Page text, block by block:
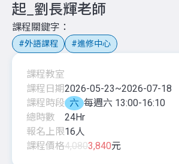
起_劉長輝老師
課程關鍵字
外語課程 進修中心
課程教室
課程日期2026-05-23~2026-07-18
課程時段 六 每週六 13:00-16:10
總時數
24Hr
報名上限16人
課程價格4,0803,840元